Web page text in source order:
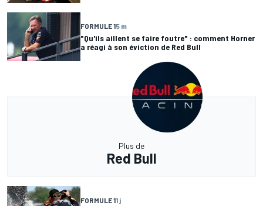
FORMULE 15 m
"Qu'ils aillent se faire foutre" : comment Horner
a réagi à son éviction de Red Bull
Plus de
Red Bull
FORMULE 11 j